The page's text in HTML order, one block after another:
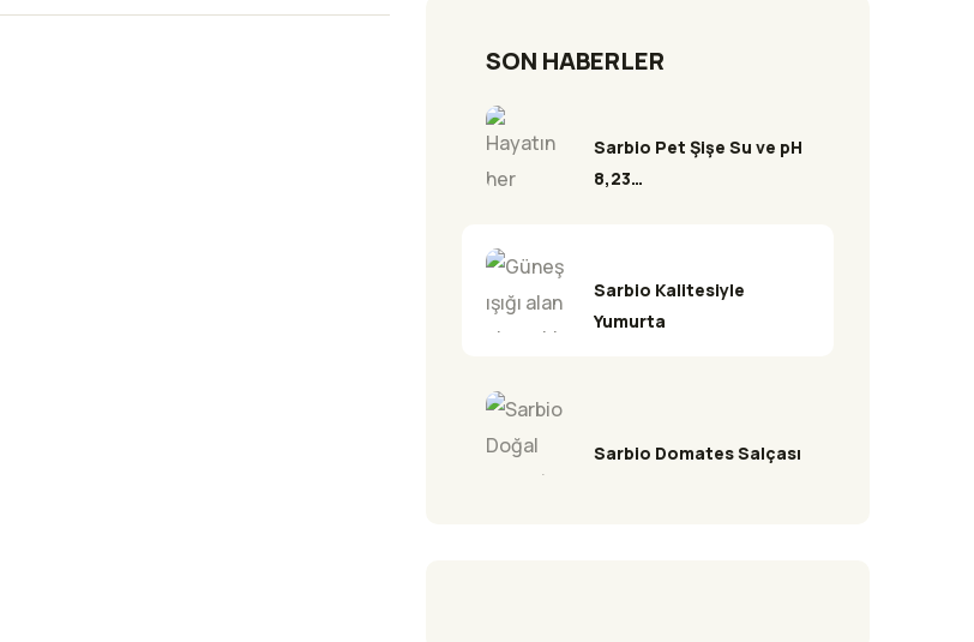
SON HABERLER
Sarbio Pet Şişe Su ve pH
8,23…
Sarbio Kalitesiyle
Yumurta
Sarbio Domates Salçası